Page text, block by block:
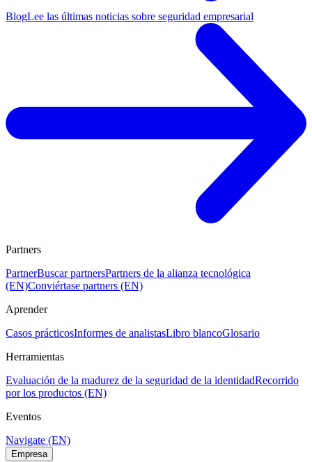
BlogLee las últimas noticias sobre seguridad empresarial
Partners
PartnerBuscar partnersPartners de la alianza tecnológica
(EN)Conviértase partners (EN)
Aprender
Casos prácticosInformes de analistasLibro blancoGlosario
Herramientas
Evaluación de la madurez de la seguridad de la identidadRecorrido
por los productos (EN)
Eventos
Navigate (EN)
Empresa